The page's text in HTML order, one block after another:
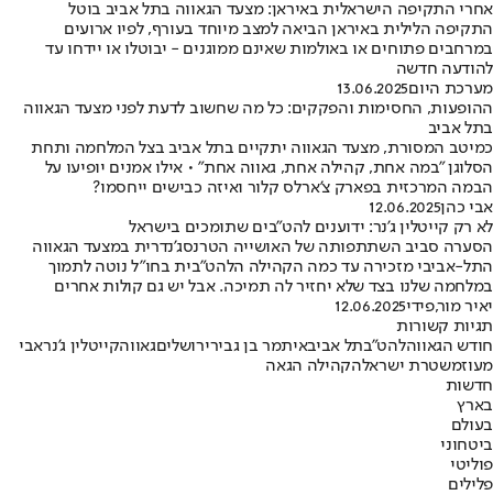
אחרי התקיפה הישראלית באיראן: מצעד הגאווה בתל אביב בוטל
התקיפה הלילית באיראן הביאה למצב מיוחד בעורף, לפיו ארועים
במרחבים פתוחים או באולמות שאינם ממוגנים - יבוטלו או יידחו עד
להודעה חדשה
מערכת היום13.06.2025
ההופעות, החסימות והפקקים: כל מה שחשוב לדעת לפני מצעד הגאווה
בתל אביב
כמיטב המסורת, מצעד הגאווה יתקיים בתל אביב בצל המלחמה ותחת
הסלוגן "במה אחת, קהילה אחת, גאווה אחת" • אילו אמנים יופיעו על
הבמה המרכזית בפארק צ'ארלס קלור ואיזה כבישים ייחסמו?
אבי כהן12.06.2025
לא רק קייטלין ג’נר: ידוענים להט"בים שתומכים בישראל
הסערה סביב השתתפותה של האושייה הטרנסג’נדרית במצעד הגאווה
התל-אביבי מזכירה עד כמה הקהילה הלהט"בית בחו"ל נוטה לתמוך
במלחמה שלנו בצד שלא יחזיר לה תמיכה. אבל יש גם קולות אחרים
יאיר מור,פידי12.06.2025
תגיות קשורות
חודש הגאווהלהט"בתל אביבאיתמר בן גבירירושליםגאווהקייטלין ג'נראבי
מעוזמשטרת ישראלהקהילה הגאה
חדשות
בארץ
בעולם
ביטחוני
פוליטי
פלילים